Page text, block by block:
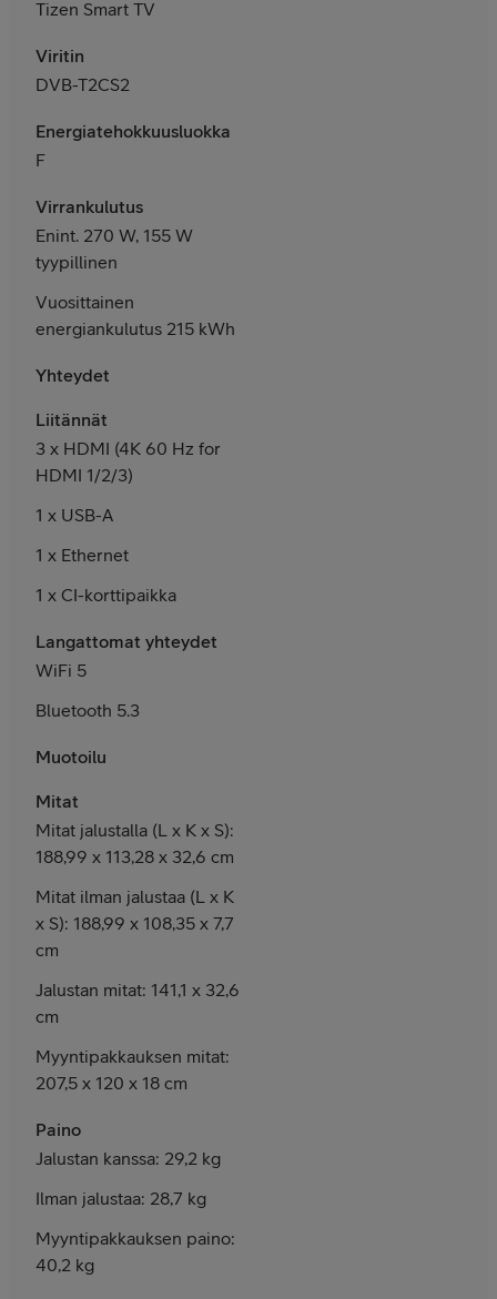
Tizen Smart TV
Viritin
DVB-T2CS2
Energiatehokkuusluokka
F
Virrankulutus
Enint. 270 W, 155 W
tyypillinen
Vuosittainen
energiankulutus 215 kWh
Yhteydet
Liitännät
3 x HDMI (4K 60 Hz for
HDMI 1/2/3)
1 x USB-A
1 x Ethernet
1 x CI-korttipaikka
Langattomat yhteydet
WiFi 5
Bluetooth 5.3
Muotoilu
Mitat
Mitat jalustalla (L x K x S):
188,99 x 113,28 x 32,6 cm
Mitat ilman jalustaa (L x K
x S): 188,99 x 108,35 x 7,7
cm
Jalustan mitat: 141,1 x 32,6
cm
Myyntipakkauksen mitat:
207,5 x 120 x 18 cm
Paino
Jalustan kanssa: 29,2 kg
Ilman jalustaa: 28,7 kg
Myyntipakkauksen paino:
40,2 kg